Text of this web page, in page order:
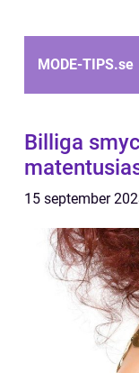
MODE-TIPS.se
Billiga
15 september